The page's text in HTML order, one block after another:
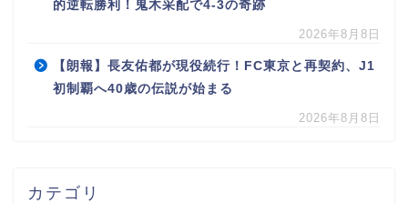
的逆転勝利！鬼木采配で4-3の奇跡
2026年8月8日
【朗報】長友佑都が現役続行！FC東京と再契約、J1
初制覇へ40歳の伝説が始まる
2026年8月8日
カテゴリ